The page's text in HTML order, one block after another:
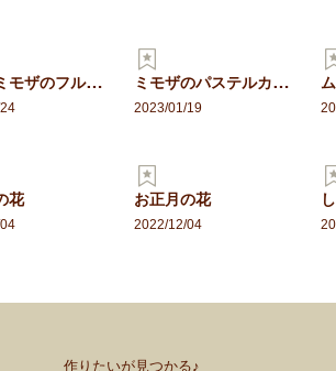
ドライミモザのフルリース ミモザのパステルカラーリー…
2023/01/19
花 お正月の花
2022/12/04
作りたいが見つかる♪